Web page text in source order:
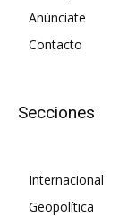
Anúnciate
Contacto
Secciones
Internacional
Geopolítica